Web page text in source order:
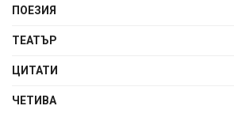
ПОЕЗИЯ
ТЕАТЪР
ЦИТАТИ
ЧЕТИВА